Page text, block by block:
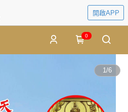
開啟APP
0
1/6